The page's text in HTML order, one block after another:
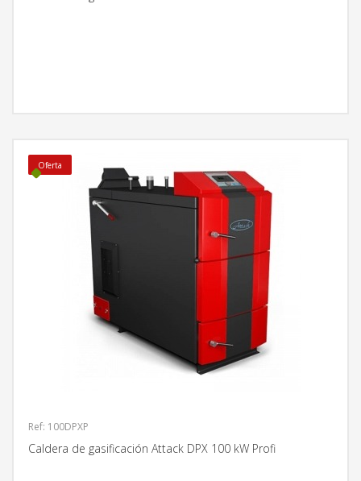
Oferta
Ref: 100DPXP
Caldera de gasificación Attack DPX 100 kW Profi